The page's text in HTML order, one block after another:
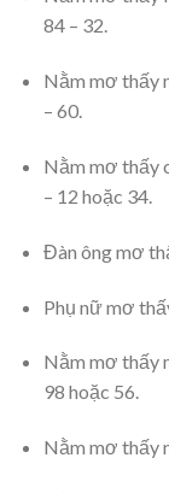
84 – 32.
Nằm mơ thấy
– 60.
Nằm mơ thấy
– 12 hoặc 34.
Đàn ông mơ
Phụ nữ mơ
Nằm mơ thấy
98 hoặc 56.
Nằm mơ thấy